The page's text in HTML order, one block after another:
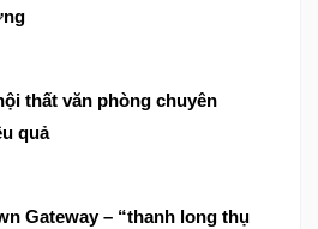
thất văn phòng chuyên
quả
Gateway – “thanh long thụ